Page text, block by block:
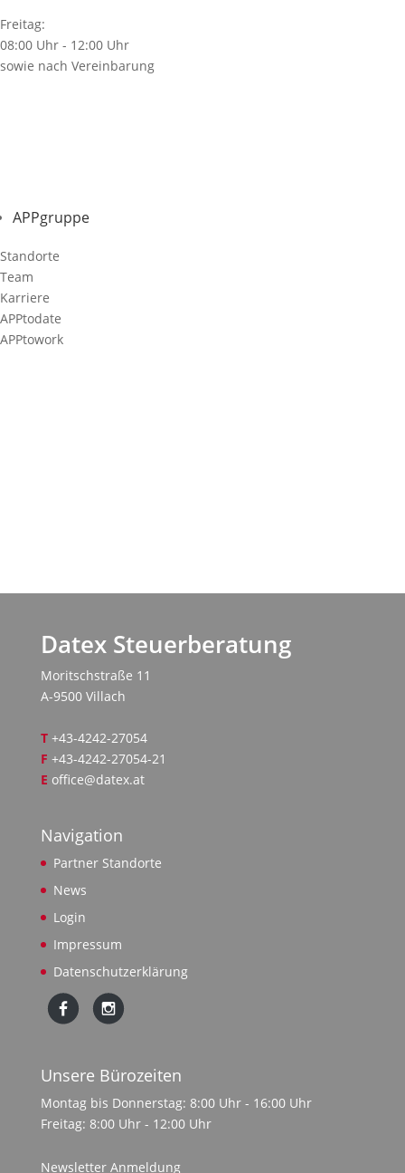
Freitag:
08:00 Uhr - 12:00 Uhr
sowie nach Vereinbarung
APPgruppe
Standorte
Team
Karriere
APPtodate
APPtowork
Datex Steuerberatung
Moritschstraße 11
A-9500 Villach
T+43-4242-27054
F +43-4242-27054-21
E office@datex.at
Navigation
Partner Standorte
News
Login
Impressum
Datenschutzerklärung
Unsere Bürozeiten
Montag bis Donnerstag: 8:00 Uhr - 16:00 Uhr
Freitag: 8:00 Uhr - 12:00 Uhr
Newsletter Anmeldung